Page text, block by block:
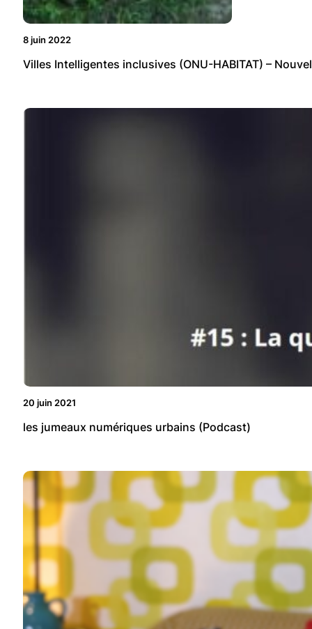
8 juin 2022
Villes Intelligentes inclusives (ONU-HABITAT) –
20 juin 2021
les jumeaux numériques urbains (Podcast)